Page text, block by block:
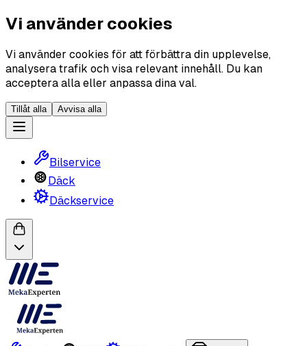
Vi använder cookies
Vi använder cookies för att förbättra din upplevelse,
analysera trafik och visa relevant innehåll. Du kan
acceptera alla eller anpassa dina val.
Tillåt alla Avvisa alla
Bilservice
Däck
Däckservice